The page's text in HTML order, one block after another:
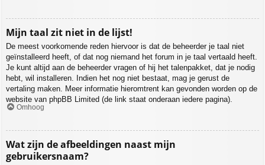
Mijn taal zit niet in de lijst!
De meest voorkomende reden hiervoor is dat de beheerder je taal niet
geïnstalleerd heeft, of dat nog niemand het forum in je taal vertaald heeft.
Je kunt altijd aan de beheerder vragen of hij het talenpakket, dat je nodig
hebt, wil installeren. Indien het nog niet bestaat, mag je gerust de
vertaling maken. Meer informatie hieromtrent kan gevonden worden op de
website van phpBB Limited (de link staat onderaan iedere pagina).
Omhoog
Wat zijn de afbeeldingen naast mijn
gebruikersnaam?